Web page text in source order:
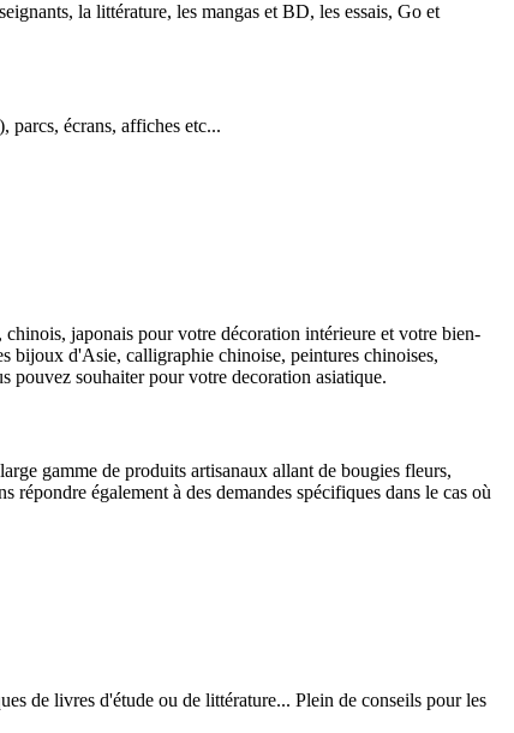
la littérature, les mangas et BD, les essais, Go et
parcs, écrans, affiches etc...
japonais pour votre décoration intérieure et votre bien-
bijoux d'Asie, calligraphie chinoise, peintures chinoises,
pouvez souhaiter pour votre decoration asiatique.
gamme de produits artisanaux allant de bougies fleurs,
également à des demandes spécifiques dans le cas où
de livres d'étude ou de littérature... Plein de conseils pour les